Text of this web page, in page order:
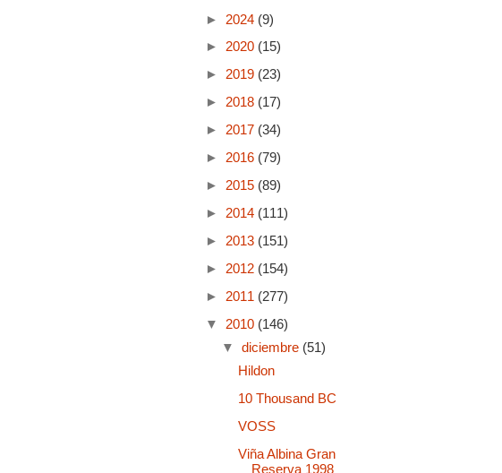
► 2024 (9)
► 2020 (15)
► 2019 (23)
► 2018 (17)
► 2017 (34)
► 2016 (79)
► 2015 (89)
► 2014 (111)
► 2013 (151)
► 2012 (154)
► 2011 (277)
▼ 2010 (146)
▼ diciembre (51)
Hildon
10 Thousand BC
VOSS
Viña Albina Gran
Reserva 1998